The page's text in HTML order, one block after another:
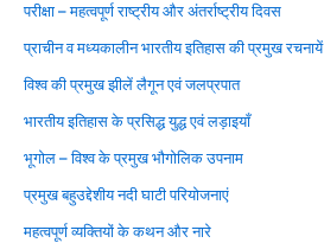
परीक्षा – महत्वपूर्ण राष्ट्रीय और अंतर्राष्ट्रीय दिवस
प्राचीन व मध्यकालीन भारतीय इतिहास की प्रमुख रचनायें
विश्व की प्रमुख झीलें लैगून एवं जलप्रपात
भारतीय इतिहास के प्रसिद्ध युद्ध एवं लड़ाइयाँ
भूगोल – विश्व के प्रमुख भौगोलिक उपनाम
प्रमुख बहुउद्देशीय नदी घाटी परियोजनाएं
महत्वपूर्ण व्यक्तियों के कथन और नारे